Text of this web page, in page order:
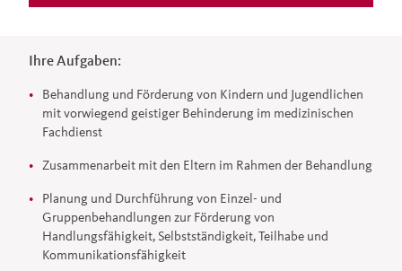
Ihre Aufgaben:
Behandlung und Förderung von Kindern und Jugendlichen
mit vorwiegend geistiger Behinderung im medizinischen
Fachdienst
Zusammenarbeit mit den Eltern im Rahmen der Behandlung
Planung und Durchführung von Einzel- und
Gruppenbehandlungen zur Förderung von
Handlungsfähigkeit, Selbstständigkeit, Teilhabe und
Kommunikationsfähigkeit